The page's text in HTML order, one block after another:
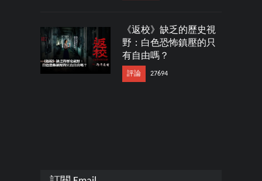
《返校》缺乏的歷史視
野：白色恐怖鎮壓的只
有自由嗎？
評論 27694